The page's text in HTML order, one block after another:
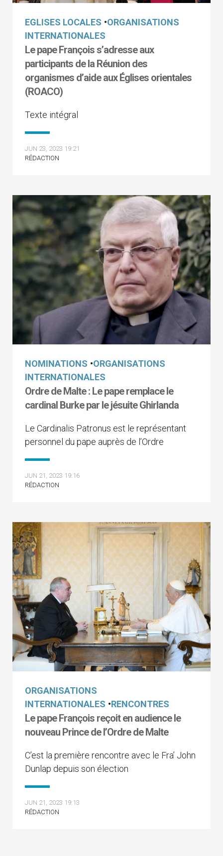
EGLISES LOCALES •ORGANISATIONS
INTERNATIONALES
Le pape François s’adresse aux
participants de la Réunion des
organismes d’aide aux Églises orientales
(ROACO)
Texte intégral
JUN 23, 2023 19:21
RÉDACTION
NOMINATIONS •ORGANISATIONS
INTERNATIONALES
Ordre de Malte : Le pape remplace le
cardinal Burke par le jésuite Ghirlanda
Le Cardinalis Patronus est le représentant
personnel du pape auprès de l’Ordre
JUN 21, 2023 19:16
RÉDACTION
ORGANISATIONS
INTERNATIONALES •RENCONTRES
Le pape François reçoit en audience le
nouveau Prince de l’Ordre de Malte
C’est la première rencontre avec le Fra’ John
Dunlap depuis son élection
JUN 21, 2023 19:13
RÉDACTION